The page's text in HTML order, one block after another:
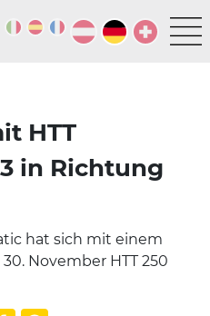
HTT
in Richtung
hat sich mit einem
November HTT 250